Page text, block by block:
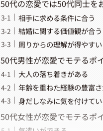
50代の恋愛では50代同士を
相手に求める条件に合う
結婚に関する価値観が合う
周りからの理解が得やすい
50代男性が恋愛でモテるポ
大人の落ち着きがある
年齢を重ねた経験の豊富
身だしなみに気を付けて
50代女性が恋愛でモテるポ